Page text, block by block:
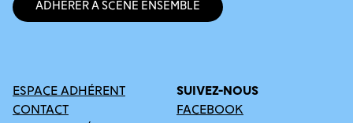
Adhérer à Scène Ensemble
ESPACE ADHÉRENT
CONTACT
SUIVEZ-NOUS
FACEBOOK